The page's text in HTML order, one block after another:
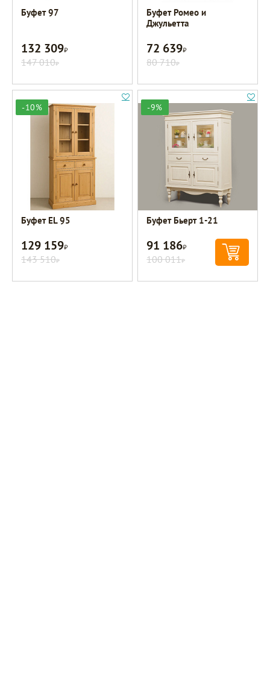
Буфет 97
132 309Р
147 010Р
Буфет Ромео и
Джульетта
72 639Р
80 710Р
-10%
Буфет EL 95
129 159Р
143 510Р
-9%
Буфет Бьерт 1-21
91 186Р
100 011Р